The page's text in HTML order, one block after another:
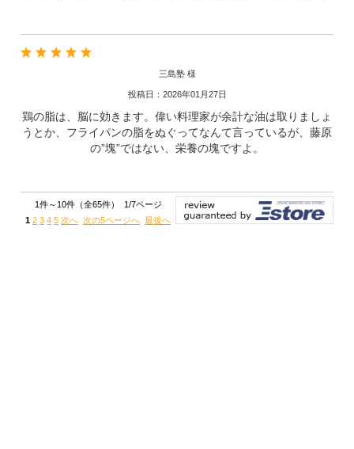
三島塾 様
投稿日：2026年01月27日
鶏の脂は、脳に効きます。偉い料理家が余計な油は取りましょ
うとか、フライパンの脂をぬぐってなんて言っているが、藤原
の”塊”ではない、栄養の塊ですよ。
1件～10件（全65件） 1/7ページ
1 2 3 4 5 次へ 次の5ページへ 最後へ